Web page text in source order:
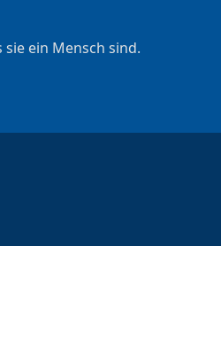
sie ein Mensch sind.